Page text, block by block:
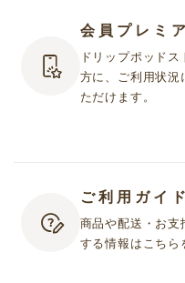
会員プレミ
ドリップポッド
方に、ご利用状況
ただけます。
ご利用ガイド
商品や配送・お支
する情報はこちら